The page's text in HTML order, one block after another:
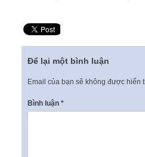
Để lại một bình luận
Email của bạn sẽ không được hiển
Bình luận *